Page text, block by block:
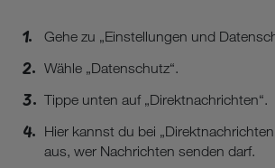
Gehe zu „Einstellungen und
Wähle „Datenschutz“.
Tippe unten auf „Direktnachrichten“.
Hier kannst du bei
aus, wer Nachrichten senden darf.